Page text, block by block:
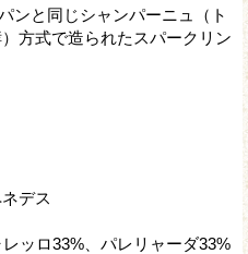
ンと同じシャンパーニュ（ト
方式で造られたスパークリン
デス
ッロ33%、パレリャーダ33%